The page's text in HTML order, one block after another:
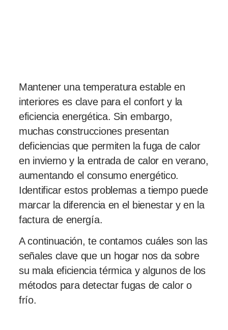
Mantener una temperatura estable en
interiores es clave para el confort y la
eficiencia energética. Sin embargo,
muchas construcciones presentan
deficiencias que permiten la fuga de calor
en invierno y la entrada de calor en verano,
aumentando el consumo energético.
Identificar estos problemas a tiempo puede
marcar la diferencia en el bienestar y en la
factura de energía.
A continuación, te contamos cuáles son las
señales clave que un hogar nos da sobre
su mala eficiencia térmica y algunos de los
métodos para detectar fugas de calor o
frío.